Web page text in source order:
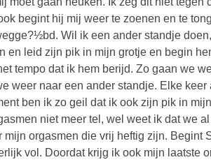
begint hij mij weer te zoenen en te
Wil ik een ander standje
en leid zijn pik in mijn grotje en begin
tempo dat ik hem berijd. Zo gaan we
weer naar een ander standje. Elke
ben ik zo geil dat ik ook zijn pik in
niet meer tel, wel weet ik dat we
orgasmen die vrij heftig zijn. Begint
vol. Doordat krijg ik ook mijn laatste